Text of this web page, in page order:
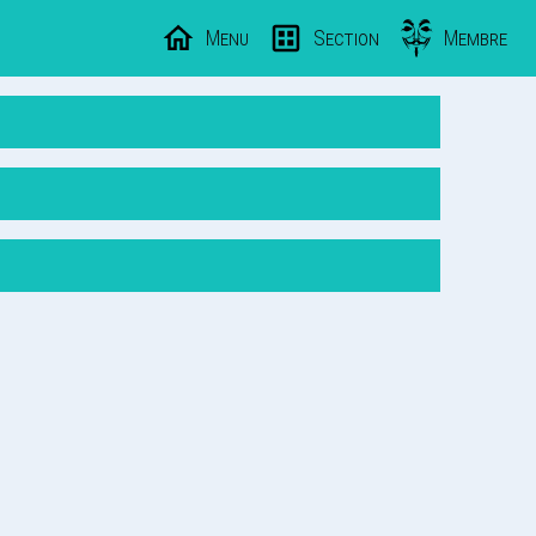
Menu Section Membre